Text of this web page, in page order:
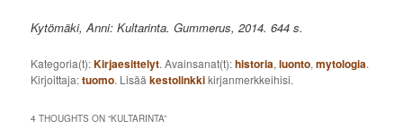
Kytömäki, Anni: Kultarinta. Gummerus, 2014. 644 s.
Kategoria(t):Kirjaesittelyt. Avainsanat(t):historia,luonto,mytologia.
Kirjoittaja:tuomo. Lisääkestolinkkikirjanmerkkeihisi.
4 THOUGHTS ON “KULTARINTA”